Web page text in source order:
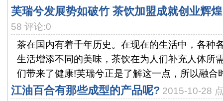
芙瑞兮发展势如破竹 茶饮加盟成就创业辉煌
58 评论:0
茶在国内有着千年历史。在现在的生活中，各种
生活增添不同的美味，茶饮在为人们补充人体所
们带来了健康!芙瑞兮正是了解这一点，所以融合
江油百合有那些成型的产品呢? 2015-10-28